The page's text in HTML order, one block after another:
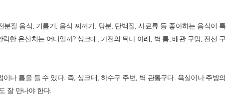
질 음식, 기름기, 음식 찌꺼기, 당분, 단백질, 사료류 등 좋아하는 음식이 특
한 은신처는 어디일까? 싱크대, 가전의 뒤나 아래, 벽 틈, 배관 구멍, 전선 구
나 틈을 들 수 있다. 즉, 싱크대, 하수구 주변, 벽 관통구다. 욕실이나 주방의
잘 만나야 한다.